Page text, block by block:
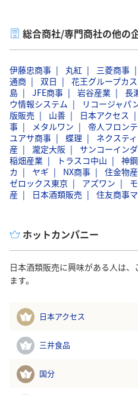
が体験した日本酒の魅力や各
えるために尽力し、日本の酒
この志望動機は、自分の体験
望者ならではの視点で「日本
い意欲を表現しています。
総合商社/専門商社の他の
伊藤忠商事 丸紅 三菱商事
通商
双日 花王グループカ
島
JFE商事 岩谷産業 長
ウ情報システム
リコージャパ
版販売
山善 日本アクセス
事
メタルワン 帝人フロン
ユアサ商事
蝶理 ネクステ
産
瀧定大阪 サンコーイン
稲畑産業
トラスコ中山 神
カ
ヤギ NX商事 住金物産
ゼロックス東京
アズワン
産
日本酒類販売 住友商事
ホットカンパニー
日本酒類販売に興味がある人は
ます。
1 日本アクセス
2 三井食品
3 国分